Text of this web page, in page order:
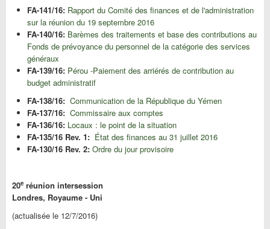
FA-141/16: Rapport du Comité des finances et de l'administration
sur la réunion du 19 septembre 2016
FA-140/16: Barèmes des traitements et base des contributions au
Fonds de prévoyance du personnel de la catégorie des services
généraux
FA-139/16: Pérou -Paiement des arriérés de contribution au
budget administratif
FA-138/16: Communication de la République du Yémen
FA-137/16: Commissaire aux comptes
FA-136/16: Locaux : le point de la situation
FA-135/16 Rev. 1: État des finances au 31 juillet 2016
FA-130/16 Rev. 2: Ordre du jour provisoire
20e réunion intersession
Londres, Royaume - Uni
(actualisée le 12/7/2016)